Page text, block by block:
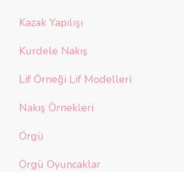
Kazak Yapılışı
Kurdele Nakış
Lif Örneği Lif Modelleri
Nakış Örnekleri
Örgü
Örgü Oyuncaklar